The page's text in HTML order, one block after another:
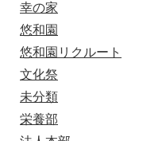
幸の家
悠和園
悠和園リクルート
文化祭
未分類
栄養部